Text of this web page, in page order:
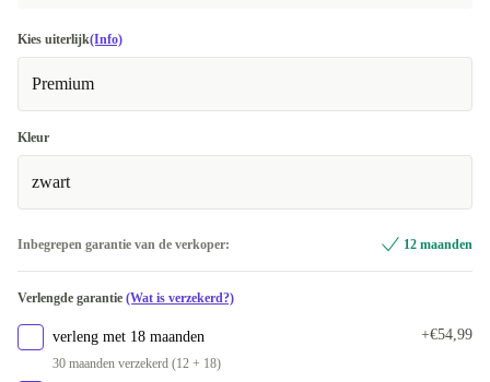
Kies uiterlijk(Info)
Premium
Kleur
zwart
Inbegrepen garantie van de verkoper: 12 maanden
Verlengde garantie (Wat is verzekerd?)
verleng met 18 maanden
30 maanden verzekerd (12 + 18)
+€54,99